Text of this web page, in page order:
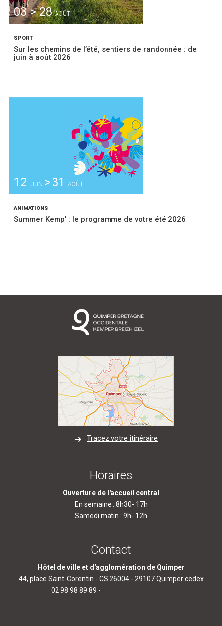
03 > 28AOÛT
SPORT
Sur les chemins de l’été, sentiers de randonnée : de
juin à août 2026
12 JUIN >31 AOÛT
ANIMATIONS
Summer Kemp’ : le programme de votre été 2026
Tracez votre itinéraire
Horaires
Ouverture de l'accueil central
En semaine : 8h30- 17h
Samedi matin : 9h- 12h
Contact
Hôtel de ville et d'agglomération de Quimper
44, place Saint-Corentin - CS 26004 - 29107 Quimper cedex
02 98 98 89 89 -